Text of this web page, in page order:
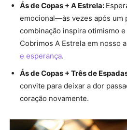
Ás de Copas + A Estrela:
emocional—às vezes após um
combinação inspira otimismo
Cobrimos A Estrela em nosso
e esperança.
Ás de Copas + Três de
convite para deixar a dor
coração novamente.